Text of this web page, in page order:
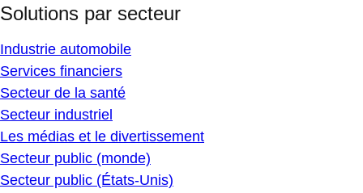
Solutions par secteur
Industrie automobile
Services financiers
Secteur de la santé
Secteur industriel
Les médias et le divertissement
Secteur public (monde)
Secteur public (États-Unis)